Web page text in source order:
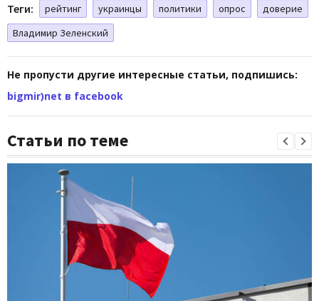
Теги: рейтинг украинцы политики опрос
доверие
Владимир Зеленский
Не пропусти другие интересные статьи, подпишись:
bigmir)net в facebook
Статьи по теме